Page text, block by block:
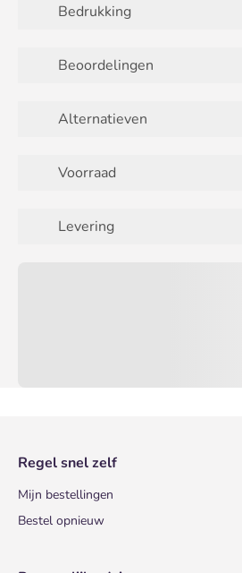
Bedrukking
Beoordelingen
Alternatieven
Voorraad
Levering
Regel snel zelf
Mijn bestellingen
Bestel opnieuw